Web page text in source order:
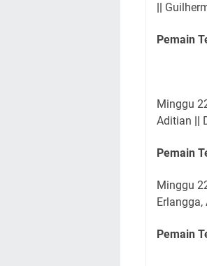
||
Pemain
Minggu
Aditian ||
Pemain
Minggu
Erlangga,
Pemain